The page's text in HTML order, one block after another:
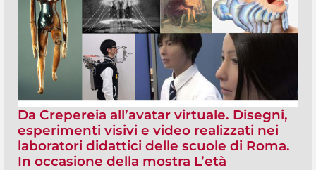
Da Crepereia all’avatar virtuale. Disegni,
esperimenti visivi e video realizzati nei
laboratori didattici delle scuole di Roma.
In occasione della mostra L’età